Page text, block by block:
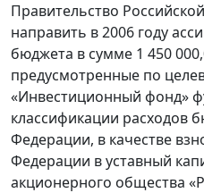
Правительство
направить в 2006 году
бюджета в сумме 1 450
предусмотренные по
«Инвестиционный фонд»
классификации расходов
Федерации, в качестве
Федерации в уставный
акционерного общества